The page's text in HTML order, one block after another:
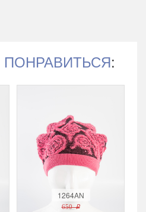
ПОНРАВИТЬСЯ:
1264AN
650 r